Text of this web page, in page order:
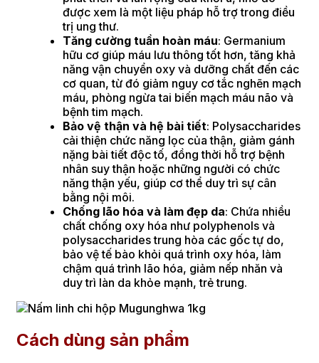
được xem là một liệu pháp hỗ trợ trong điều
trị ung thư.
Tăng cường tuần hoàn máu: Germanium
hữu cơ giúp máu lưu thông tốt hơn, tăng khả
năng vận chuyển oxy và dưỡng chất đến các
cơ quan, từ đó giảm nguy cơ tắc nghẽn mạch
máu, phòng ngừa tai biến mạch máu não và
bệnh tim mạch.
Bảo vệ thận và hệ bài tiết: Polysaccharides
cải thiện chức năng lọc của thận, giảm gánh
nặng bài tiết độc tố, đồng thời hỗ trợ bệnh
nhân suy thận hoặc những người có chức
năng thận yếu, giúp cơ thể duy trì sự cân
bằng nội môi.
Chống lão hóa và làm đẹp da: Chứa nhiều
chất chống oxy hóa như polyphenols và
polysaccharides trung hòa các gốc tự do,
bảo vệ tế bào khỏi quá trình oxy hóa, làm
chậm quá trình lão hóa, giảm nếp nhăn và
duy trì làn da khỏe mạnh, trẻ trung.
Cách dùng sản phẩm